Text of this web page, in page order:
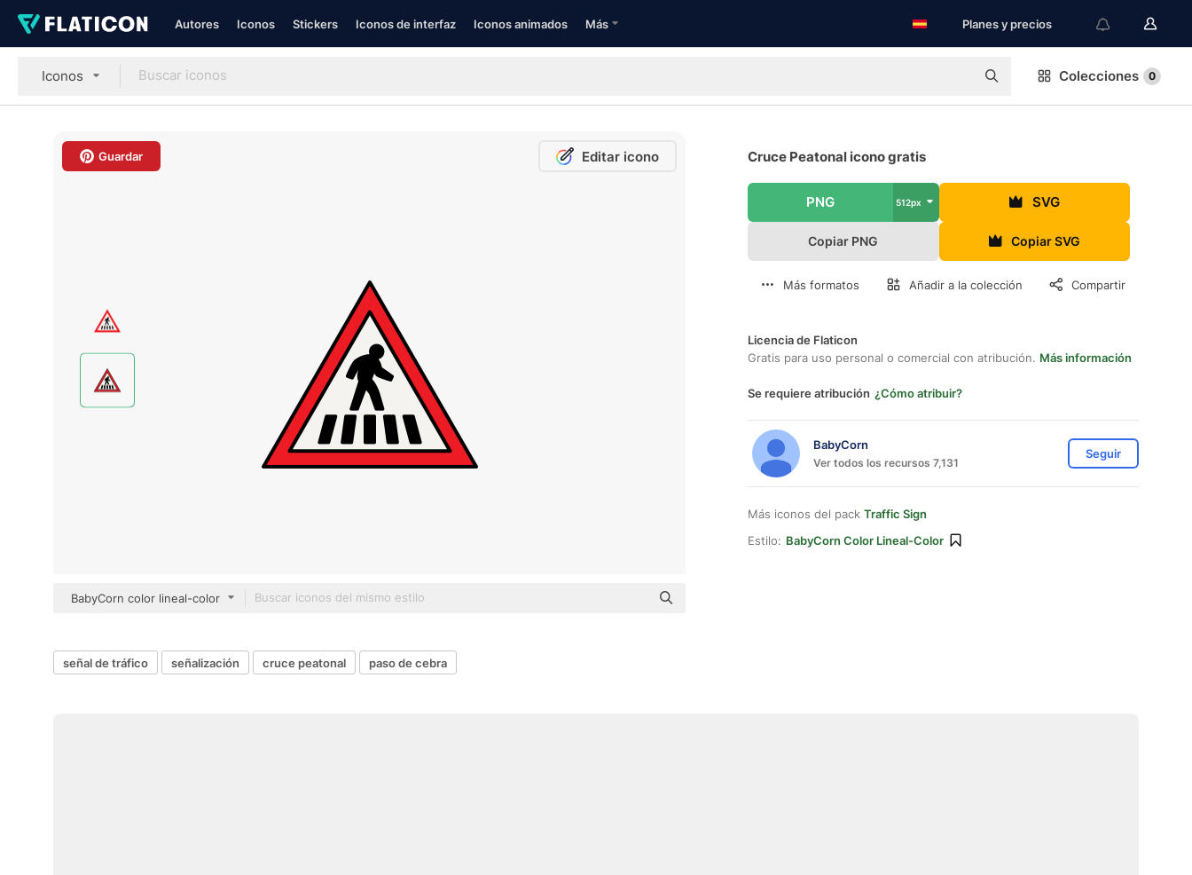
Autores Iconos Stickers Iconos de interfaz Iconos animados Más Planes y precios
Iconos Colecciones 0
Guardar Editar icono
BabyCorn color lineal-color
Cruce Peatonal icono gratis
PNG 512px SVG
Copiar PNG Copiar SVG
Más formatos Añadir a la colección Compartir
Licencia de Flaticon
Gratis para uso personal o comercial con atribución. Más información
Se requiere atribución ¿Cómo atribuir?
BabyCorn
Ver todos los recursos 7,131
Seguir
Más iconos del pack Traffic Sign
Estilo: BabyCorn Color Lineal-Color
señal de tráfico señalización cruce peatonal paso de cebra